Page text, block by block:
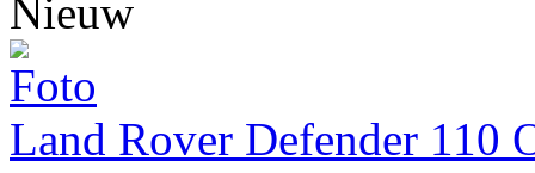
Nieuw
Land Rover Defender 110